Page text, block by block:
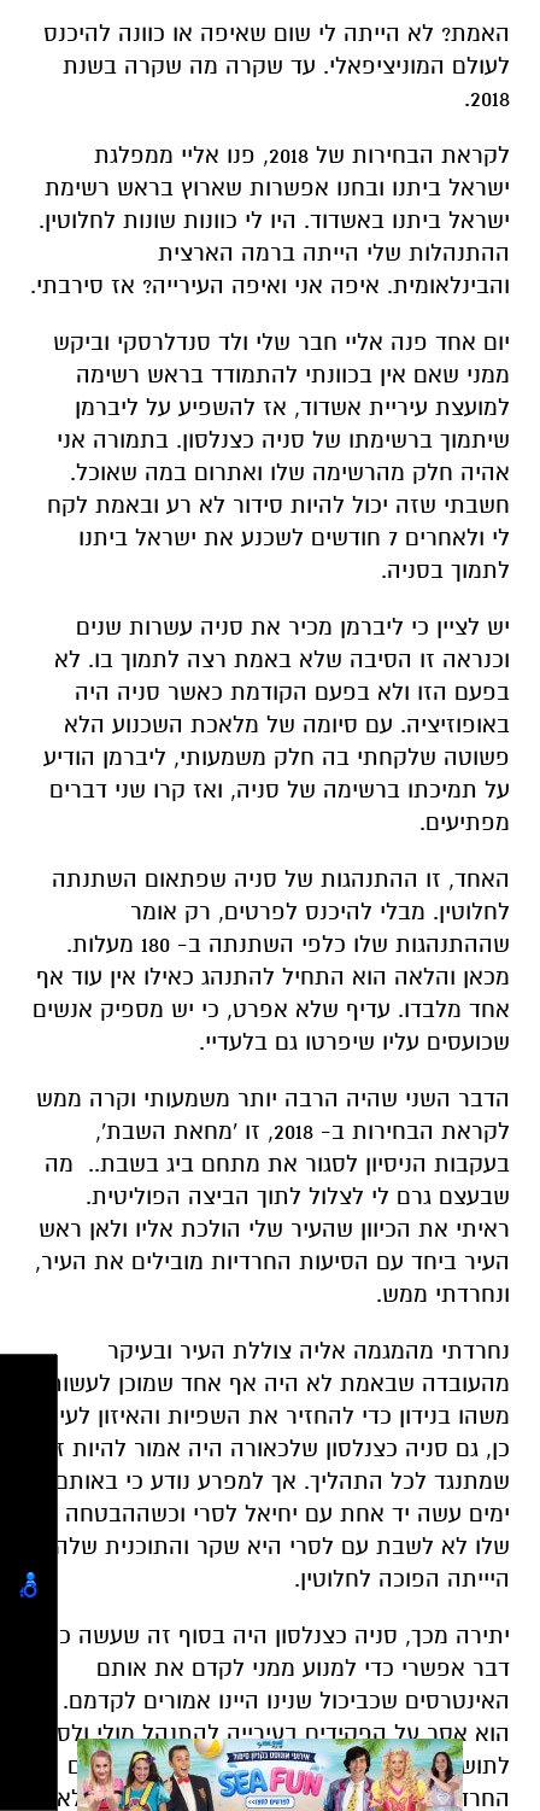
האמת? לא הייתה לי שום שאיפה או כוונה להיכנס
לעולם המוניציפאלי. עד שקרה מה שקרה בשנת
2018.
לקראת הבחירות של 2018, פנו אליי ממפלגת
ישראל ביתנו ובחנו אפשרות שארוץ בראש רשימת
ישראל ביתנו באשדוד. היו לי כוונות שונות לחלוטין.
ההתנהלות שלי הייתה ברמה הארצית
והבינלאומית. איפה אני ואיפה העירייה? אז סירבתי.
יום אחד פנה אליי חבר שלי ולד סנדלרסקי וביקש
ממני שאם אין בכוונתי להתמודד בראש רשימה
למועצת עיריית אשדוד, אז להשפיע על ליברמן
שיתמוך ברשימתו של סניה כצנלסון. בתמורה אני
אהיה חלק מהרשימה שלו ואתרום במה שאוכל.
חשבתי שזה יכול להיות סידור לא רע ובאמת לקח
לי ולאחרים 7 חודשים לשכנע את ישראל ביתנו
לתמוך בסניה.
יש לציין כי ליברמן מכיר את סניה עשרות שנים
וכנראה זו הסיבה שלא באמת רצה לתמוך בו. לא
בפעם הזו ולא בפעם הקודמת כאשר סניה היה
באופוזיציה. עם סיומה של מלאכת השכנוע הלא
פשוטה שלקחתי בה חלק משמעותי, ליברמן הודיע
על תמיכתו ברשימה של סניה, ואז קרו שני דברים
מפתיעים.
האחד, זו ההתנהגות של סניה שפתאום השתנתה
לחלוטין. מבלי להיכנס לפרטים, רק אומר
שההתנהגות שלו כלפי השתנתה ב- 180 מעלות.
מכאן והלאה הוא התחיל להתנהג כאילו אין עוד אף
אחד מלבדו. עדיף שלא אפרט, כי יש מספיק אנשים
שכועסים עליו שיפרטו גם בלעדיי.
הדבר השני שהיה הרבה יותר משמעותי וקרה ממש
לקראת הבחירות ב- 2018, זו 'מחאת השבת',
בעקבות הניסיון לסגור את מתחם ביג בשבת.. מה
שבעצם גרם לי לצלול לתוך הביצה הפוליטית.
ראיתי את הכיוון שהעיר שלי הולכת אליו ולאן ראש
העיר ביחד עם הסיעות החרדיות מובילים את העיר,
ונחרדתי ממש.
נחרדתי מהמגמה אליה צוללת העיר ובעיקר
מהעובדה שבאמת לא היה אף אחד שמוכן לעשות
משהו בנידון כדי להחזיר את השפיות והאיזון לעיר.
כן, גם סניה כצנלסון שלכאורה היה אמור להיות זה
שמתנגד לכל התהליך. אך למפרע נודע כי באותם
ימים עשה יד אחת עם יחיאל לסרי וכשההבטחה
שלו לא לשבת עם לסרי היא שקר והתוכנית שלהם
היייתה הפוכה לחלוטין.
יתירה מכך, סניה כצנלסון היה בסוף זה שעשה כל
דבר אפשרי כדי למנוע ממני לקדם את אותם
האינטרסים שכביכול שנינו היינו אמורים לקדמם.
הוא אסר על הפקידים בעירייה להתנהל מולי ולסייע
לתושבים, במידה והפנייה הגיעה ממני. חתם עם
החרדים לבניית ישיבות וכוללים, ובסוף ניסה בלא